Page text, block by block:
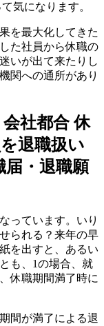
気になります。
を最大化してきた
た社員から休職の
いが出て来たりし
関への通所があり
社都合 休
退職扱い
届・退職願
っています。いり
られる？来年の早
を出すと、あるい
も、1の場合、就
休職期間満了時に
間が満了による退